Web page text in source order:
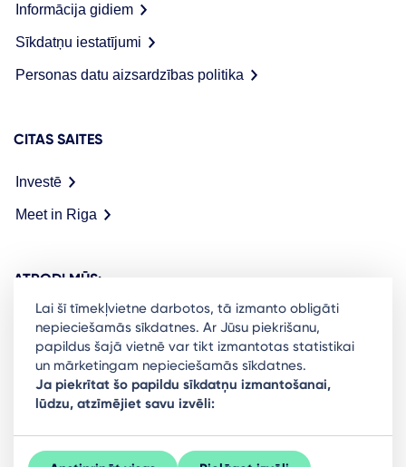
Informācija gidiem
Sīkdatņu iestatījumi
Personas datu aizsardzības politika
CITAS SAITES
Investē
Meet in Riga
ATRODI MŪS:
Ready to stay in the loop on Rigas business
community? Subscribe to our newsletter.
Sign Up
Lai šī tīmekļvietne darbotos, tā izmanto obligāti
nepieciešamās sīkdatnes. Ar Jūsu piekrišanu,
papildus šajā vietnē var tikt izmantotas statistikai
un mārketingam nepieciešamās sīkdatnes.
Ja piekrītat šo papildu sīkdatņu izmantošanai,
lūdzu, atzīmējiet savu izvēli: